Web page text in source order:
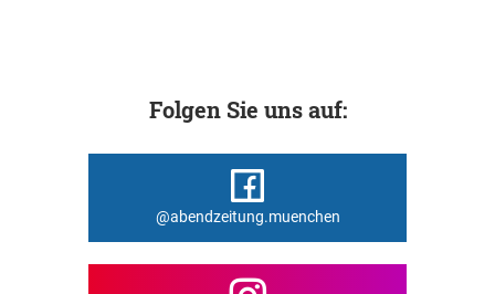
Folgen Sie uns auf:
@abendzeitung.muenchen